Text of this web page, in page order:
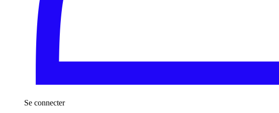
Se connecter